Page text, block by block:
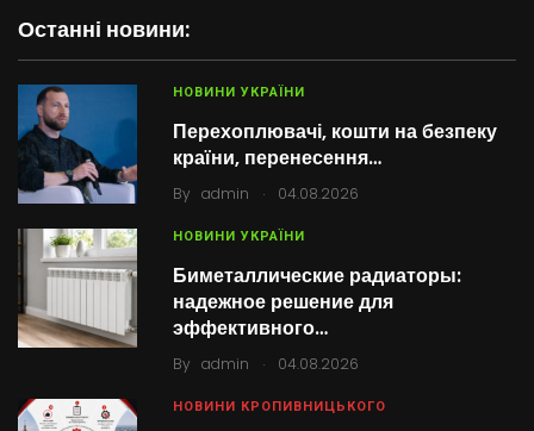
Останні новини:
НОВИНИ УКРАЇНИ
Перехоплювачі, кошти на безпеку
країни, перенесення…
By admin . 04.08.2026
НОВИНИ УКРАЇНИ
Биметаллические радиаторы:
надежное решение для
эффективного…
By admin . 04.08.2026
НОВИНИ КРОПИВНИЦЬКОГО